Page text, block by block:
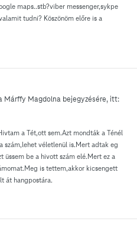
maps..stb?viber messenger,sykpe
tudni? Köszönöm előre is a
Márffy Magdolna bejegyzésére, itt:
a Tét,ott sem.Azt mondták a Ténél
szám,lehet véletlenül is.Mert adtak eg
üssem be a hivott szám elé.Mert ez a
is tettem,akkor kicsengett
át hangpostára.